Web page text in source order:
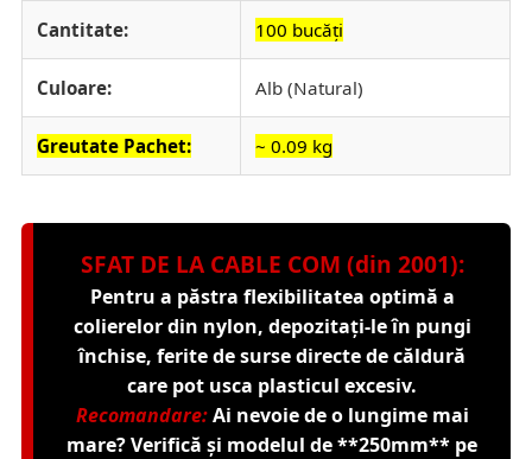
Cantitate: 100 bucăți
Culoare: Alb (Natural)
Greutate Pachet: ~ 0.09 kg
SFAT DE LA CABLE COM (din 2001):
Pentru a păstra flexibilitatea optimă a
colierelor din nylon, depozitați-le în pungi
închise, ferite de surse directe de căldură
care pot usca plasticul excesiv.
Recomandare:Ai nevoie de o lungime mai
mare? Verifică și modelul de **250mm** pe